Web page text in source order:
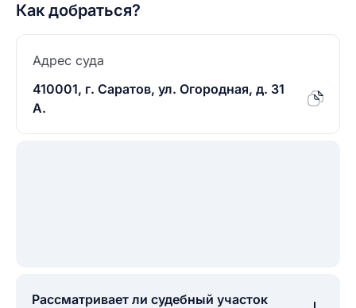
Как добраться?
Адрес суда
410001, г. Саратов, ул. Огородная, д. 31
А.
Рассматривает ли судебный участок